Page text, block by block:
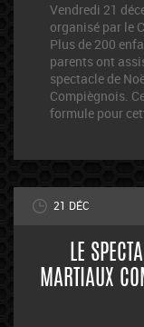
Vendredi 21
organisé par le
Plus de 200
parents ont
spectacle de
Compiègnois.
formule pour
21 DÉC
LE
MARTIAUX